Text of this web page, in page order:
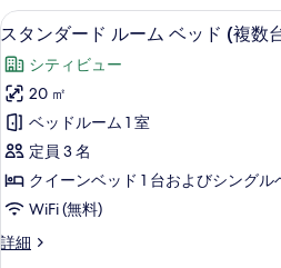
て
の
写
真
を
表
示
す
る
(複
数
台)
(1
Queen
and
2
Singles)
の
す
ル
ー
ベ
ッ
ド
(複
数
台)
(1
Queen
and
2
ス
タ
ン
ダ
ー
ド
ル
ム
ス
6
スタンダード ルーム ベッド (複数
シティビュー
20 ㎡
ベッドルーム 1 室
定員 3 名
クイーンベッド 1 台およびシングル
WiFi (無料)
詳細
ス